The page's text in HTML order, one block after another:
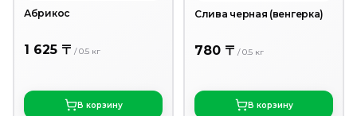
Абрикос
1 625 〒 /0.5 кг
В корзину
Слива черная (венгерка)
780 〒 /0.5 кг
В корзину